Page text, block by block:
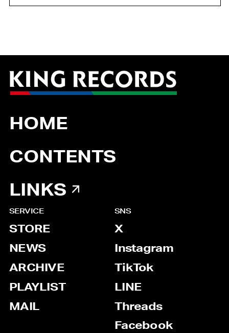
HOME
CONTENTS
LINKS
SERVICE
STORE
NEWS
ARCHIVE
PLAYLIST
MAIL
SNS
X
Instagram
TikTok
LINE
Threads
Facebook